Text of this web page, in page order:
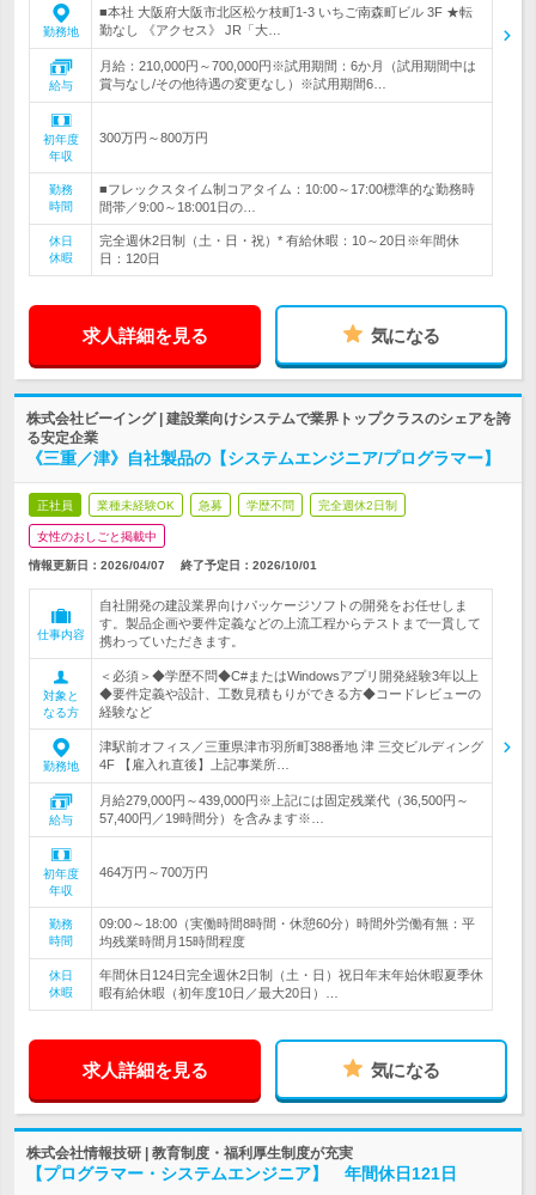
勤務地
■本社 大阪府大阪市北区松ケ枝町1-3 いちご南森町ビル 3F ★転
勤なし 《アクセス》 JR「大…
給与
月給：210,000円～700,000円※試用期間：6か月（試用期間中は
賞与なし/その他待遇の変更なし）※試用期間6…
初年度
年収
300万円～800万円
勤務
時間
■フレックスタイム制コアタイム：10:00～17:00標準的な勤務時
間帯／9:00～18:001日の…
休日
休暇
完全週休2日制（土・日・祝）* 有給休暇：10～20日※年間休
日：120日
求人詳細を見る 気になる
株式会社ビーイング | 建設業向けシステムで業界トップクラスのシェアを誇
る安定企業
《三重／津》自社製品の【システムエンジニア/プログラマー】
正社員 業種未経験OK 急募 学歴不問 完全週休2日制
女性のおしごと掲載中
情報更新日：2026/04/07 終了予定日： 2026/10/01
仕事内容
自社開発の建設業界向けパッケージソフトの開発をお任せしま
す。製品企画や要件定義などの上流工程からテストまで一貫して
携わっていただきます。
対象と
なる方
＜必須＞◆学歴不問◆C#またはWindowsアプリ開発経験3年以上
◆要件定義や設計、工数見積もりができる方◆コードレビューの
経験など
勤務地
津駅前オフィス／三重県津市羽所町388番地 津 三交ビルディング
4F 【雇入れ直後】上記事業所…
給与
月給279,000円～439,000円※上記には固定残業代（36,500円～
57,400円／19時間分）を含みます※…
初年度
年収
464万円～700万円
勤務
時間
09:00～18:00（実働時間8時間・休憩60分）時間外労働有無：平
均残業時間月15時間程度
休日
休暇
年間休日124日完全週休2日制（土・日）祝日年末年始休暇夏季休
暇有給休暇（初年度10日／最大20日）…
求人詳細を見る 気になる
株式会社情報技研 | 教育制度・福利厚生制度が充実
【プログラマー・システムエンジニア】 年間休日121日